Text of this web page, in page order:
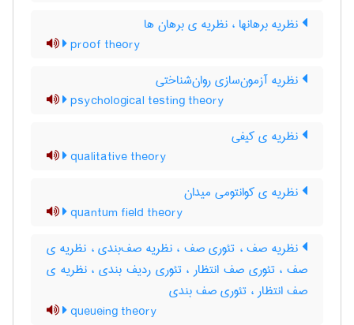
نظریه برهانها ، نظریه ی برهان ها
proof theory
نظریه آزمون‌سازی روان‌شناختی
psychological testing theory
نظریه ی کیفی
qualitative theory
نظریه ی کوانتومی میدان
quantum field theory
نظریه صف ، تئوری صف ، نظریه صف‌بندی ، نظریه ی
صف ، تئوری صف انتظار ، تئوری ردیف بندی ، نظریه ی
صف انتظار ، تئوری صف بندی
queueing theory